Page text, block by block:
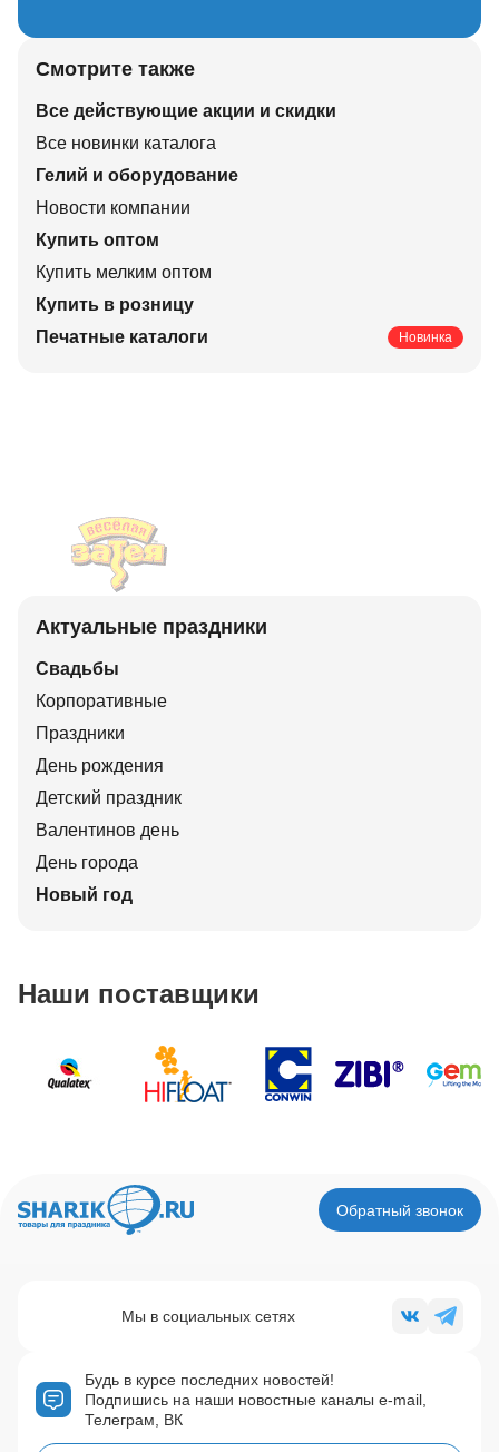
Смотрите также
Все действующие акции и скидки
Все новинки каталога
Гелий и оборудование
Новости компании
Купить оптом
Купить мелким оптом
Купить в розницу
Печатные каталоги
Новинка
Актуальные праздники
Свадьбы
Корпоративные
Праздники
День рождения
Детский праздник
Валентинов день
День города
Новый год
Наши поставщики
Обратный звонок
Будь в курсе последних новостей!
Подпишись на наши новостные каналы e-mail,
Телеграм, ВК
Мы в социальных сетях